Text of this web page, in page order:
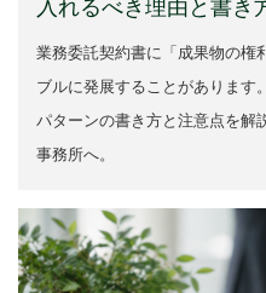
入れるべき理由と書き
業務委託契約書に「成果物の権
ブルに発展することがあります
パターンの書き方と注意点を解
事務所へ。